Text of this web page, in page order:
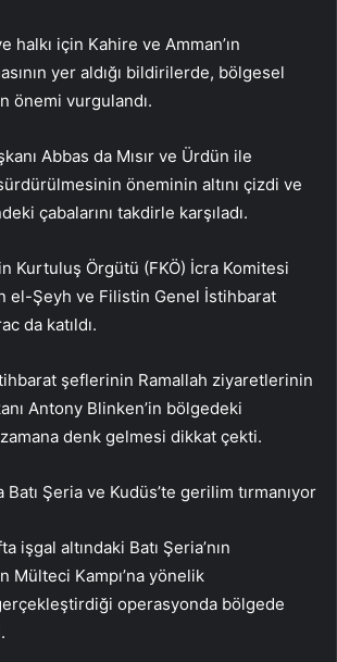
halkı için Kahire ve Amman’ın
yer aldığı bildirilerde, bölgesel
önemi vurgulandı.
Abbas da Mısır ve Ürdün ile
öneminin altını çizdi ve
çabalarını takdirle karşıladı.
Kurtuluş Örgütü (FKÖ) İcra Komitesi
el-Şeyh ve Filistin Genel İstihbarat
da katıldı.
şeflerinin Ramallah ziyaretlerinin
Antony Blinken’in bölgedeki
zamana denk gelmesi dikkat çekti.
Batı Şeria ve Kudüs’te gerilim tırmanıyor
işgal altındaki Batı Şeria’nın
Mülteci Kampı’na yönelik
operasyonda bölgede